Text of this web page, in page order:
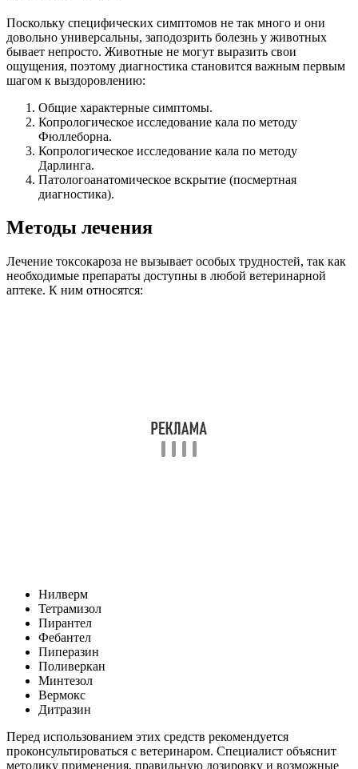
Поскольку специфических симптомов не так много и они
довольно универсальны, заподозрить болезнь у животных
бывает непросто. Животные не могут выразить свои
ощущения, поэтому диагностика становится важным первым
шагом к выздоровлению:
Общие характерные симптомы.
Копрологическое исследование кала по методу
Фюллеборна.
Копрологическое исследование кала по методу
Дарлинга.
Патологоанатомическое вскрытие (посмертная
диагностика).
Методы лечения
Лечение токсокароза не вызывает особых трудностей, так как
необходимые препараты доступны в любой ветеринарной
аптеке. К ним относятся:
Нилверм
Тетрамизол
Пирантел
Фебантел
Пиперазин
Поливеркан
Минтезол
Вермокс
Дитразин
Перед использованием этих средств рекомендуется
проконсультироваться с ветеринаром. Специалист объяснит
методику применения, правильную дозировку и возможные